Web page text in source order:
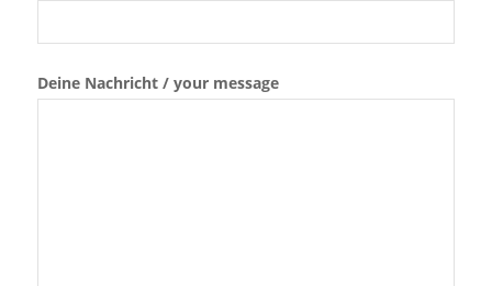
Deine Nachricht / your message